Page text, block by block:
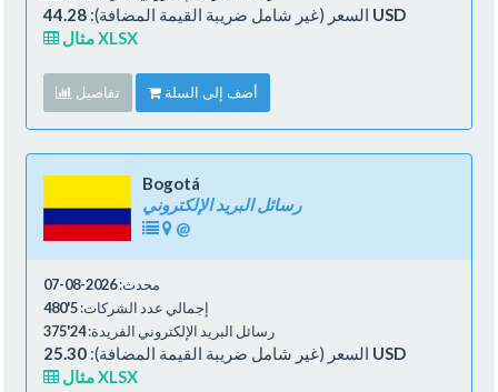
السعر (غير شامل ضريبة القيمة المضافة): 44.28 USD
مثال XLSX
تفاصيل أضف إلى السلة
Bogotá
رسائل البريد الإلكتروني
@
محدث:2026-08-07
إجمالي عدد الشركات:5'480
رسائل البريد الإلكتروني الفريدة:24'375
السعر (غير شامل ضريبة القيمة المضافة): 25.30 USD
مثال XLSX